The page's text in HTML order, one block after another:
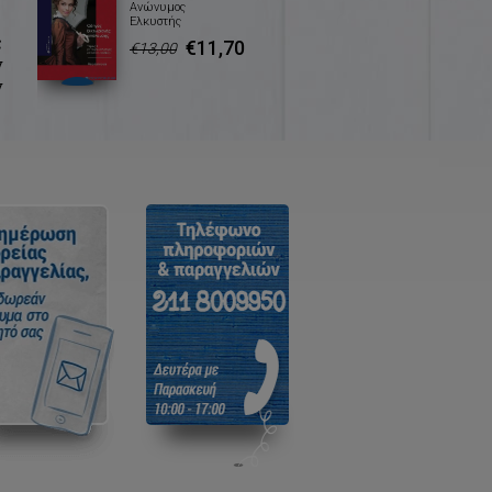
Ανώνυμος
Ελκυστής
€13,00 €11,70